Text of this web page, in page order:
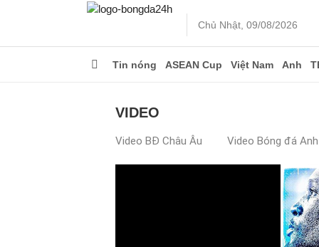
Chủ Nhật, 09/08/2026
Tin nóng ASEAN Cup Việt Nam Anh
VIDEO
Video BĐ Châu Âu Video Bóng đá Anh